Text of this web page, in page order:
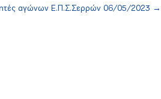
αγώνων Ε.Π.Σ.Σερρών 06/05/2023 →